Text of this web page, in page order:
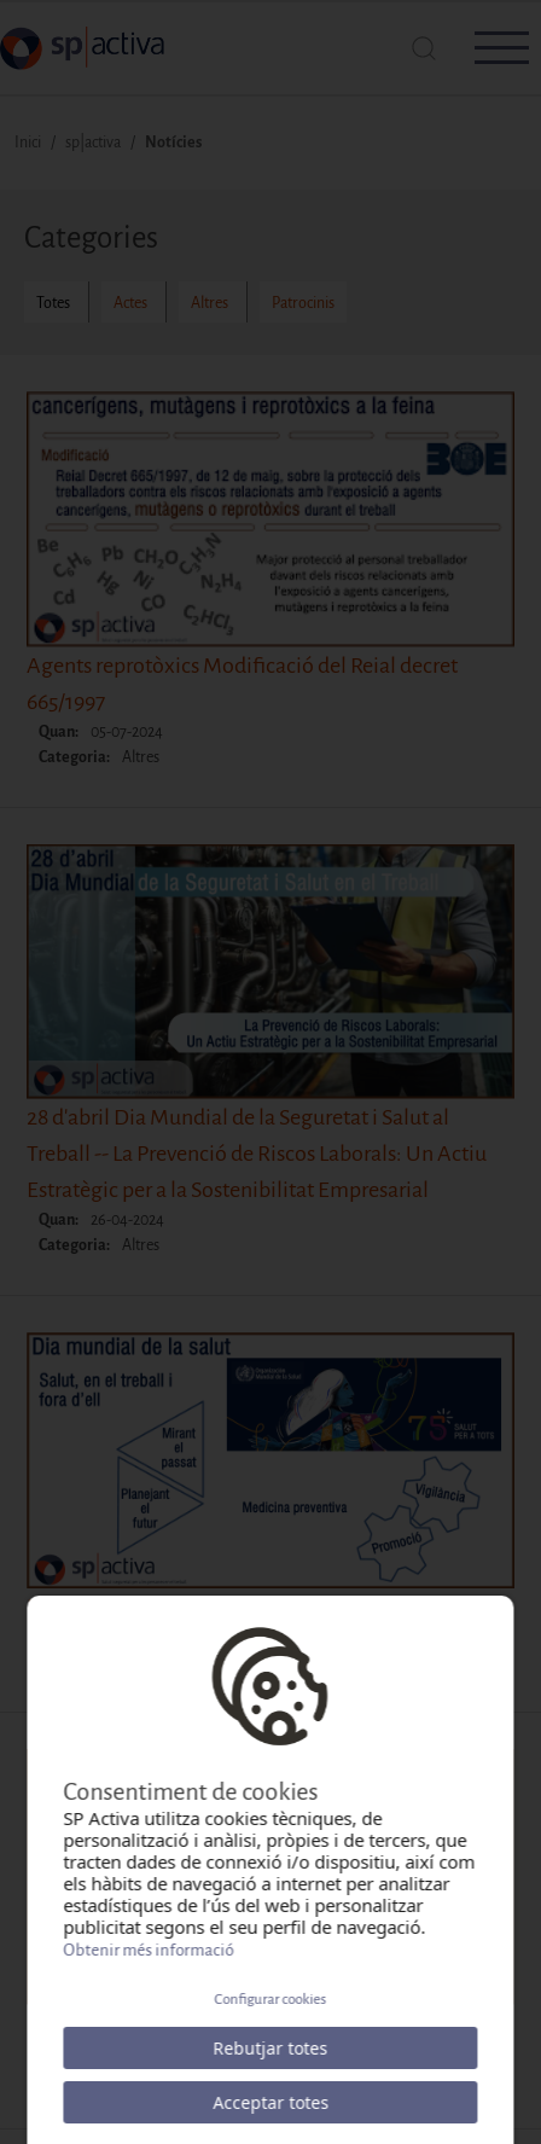
Fil d'ariadna
Inici sp|activa Notícies
Categories
Totes Actes Altres Patrocinis
Agents reprotòxics Modificació del Reial decret
665/1997
Quan:
05-07-2024
Categoria:
Altres
28 d'abril Dia Mundial de la Seguretat i Salut al
Treball -- La Prevenció de Riscos Laborals: Un Actiu
Estratègic per a la Sostenibilitat Empresarial
Quan:
26-04-2024
Categoria:
Altres
Dia Mundial de la Salut
Prevenir l'exposició laboral a agents cancerígens
Categoria:
Consentiment de cookies
SP Activa utilitza cookies tècniques, de
personalització i anàlisi, pròpies i de tercers, que
tracten dades de connexió i/o dispositiu, així com
els hàbits de navegació a internet per analitzar
estadístiques de l’ús del web i personalitzar
publicitat segons el seu perfil de navegació.
Obtenir més informació
Configurar cookies
Rebutjar totes
Acceptar totes